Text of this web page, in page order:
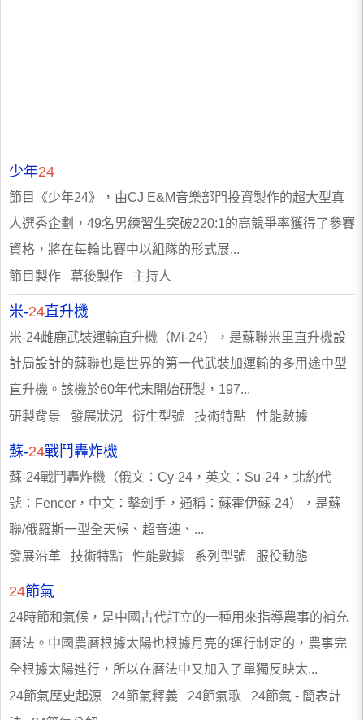
少年24
節目《少年24》，由CJ E&M音樂部門投資製作的超大型真
人選秀企劃，49名男練習生突破220:1的高競爭率獲得了參賽
資格，將在每輪比賽中以組隊的形式展...
節目製作 幕後製作 主持人
米-24直升機
米-24雌鹿武裝運輸直升機（Mi-24），是蘇聯米里直升機設
計局設計的蘇聯也是世界的第一代武裝加運輸的多用途中型
直升機。該機於60年代末開始研製，197...
研製背景 發展狀況 衍生型號 技術特點 性能數據
蘇-24戰鬥轟炸機
蘇-24戰鬥轟炸機（俄文：Су-24，英文：Su-24，北約代
號：Fencer，中文：擊劍手，通稱：蘇霍伊蘇-24），是蘇
聯/俄羅斯一型全天候、超音速、...
發展沿革 技術特點 性能數據 系列型號 服役動態
24節氣
24時節和氣候，是中國古代訂立的一種用來指導農事的補充
曆法。中國農曆根據太陽也根據月亮的運行制定的，農事完
全根據太陽進行，所以在曆法中又加入了單獨反映太...
24節氣歷史起源 24節氣釋義 24節氣歌 24節氣 - 簡表計